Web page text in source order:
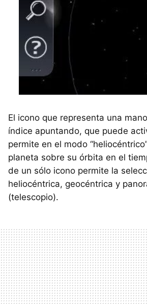
El icono que representa una
índice apuntando, que puede
permite en el modo
planeta sobre su órbita en el
de un sólo icono permite la
heliocéntrica, geocéntrica y
(telescopio).